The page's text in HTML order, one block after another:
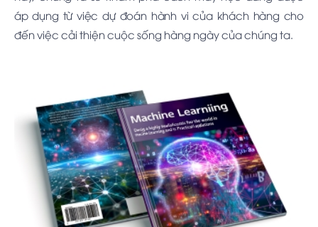
áp dụng từ việc dự đoán hành vi của khách hàng cho
đến việc cải thiện cuộc sống hàng ngày của chúng ta.